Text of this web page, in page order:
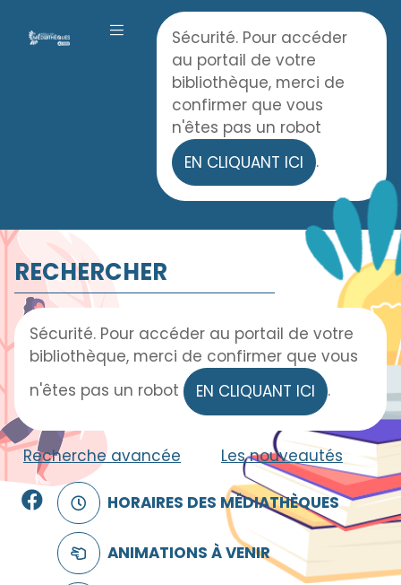
Accueil
OUVRIR LE MENU
Sécurité. Pour accéder
au portail de votre
bibliothèque, merci de
confirmer que vous
n'êtes pas un robot
EN CLIQUANT ICI
.
FacebookHORAIRES DES MÉDIATHÈQUES
ANIMATIONS À VENIR
RECHERCHER
Sécurité. Pour accéder au portail de votre
bibliothèque, merci de confirmer que vous
n'êtes pas un robot
EN CLIQUANT ICI .
Recherche avancée Les nouveautés
Panneau de gestion des cookies